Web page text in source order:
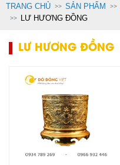
TRANG CHỦ SẢN PHẨM
LƯ HƯƠNG ĐỒNG
LƯ HƯƠNG ĐỒNG